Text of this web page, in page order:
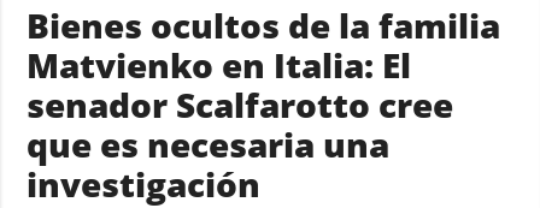
TODAS LAS
CATEGORÍAS
Guerra
Reconstrucción
de Ucrania
AGENCIA
sobre la agencia
contacto
Bienes ocultos de la familia
Matvienko en Italia: El
senador Scalfarotto cree
que es necesaria una
investigación